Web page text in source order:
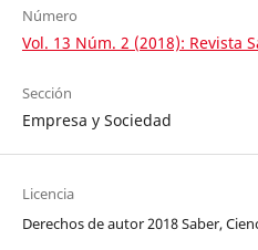
Número
Vol. 13 Núm. 2 (2018): Revista
Sección
Empresa y Sociedad
Licencia
Derechos de autor 2018 Saber,